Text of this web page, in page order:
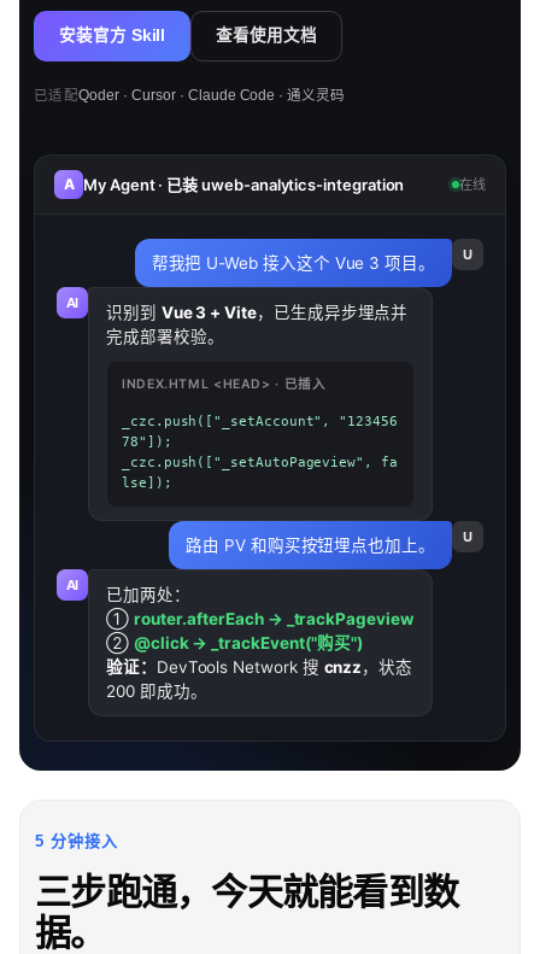
安装官方 Skill 查看使用文档
已适配Qoder · Cursor · Claude Code · 通义灵码
A My Agent · 已装 uweb-analytics-integration 在线
U
帮我把 U-Web 接入这个 Vue 3 项目。
AI 识别到 Vue 3 + Vite，已生成异步埋点并
完成部署校验。
INDEX.HTML <HEAD> · 已插入
_czc.push(["_setAccount", "123456
78"]);
_czc.push(["_setAutoPageview", fa
lse]);
U
路由 PV 和购买按钮埋点也加上。
AI
已加两处：
① router.afterEach → _trackPageview
② @click → _trackEvent("购买")
验证： DevTools Network 搜 cnzz，状态
200 即成功。
5 分钟接入
三步跑通，今天就能看到数
据。